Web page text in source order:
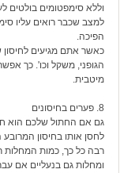
וללא סימפטומים בולטים
למצב שכבר רואים עליו
הפיכה.
כאשר אתם מגיעים
הגופני, משקל וכו'. כך
מיטבית.
8. פערים בחיסונים
גם אם החתול שלכם הוא
לחסן אותו בחיסון
רבה כל כך, כמות המחלות
ומחלות גם בנעליים אם